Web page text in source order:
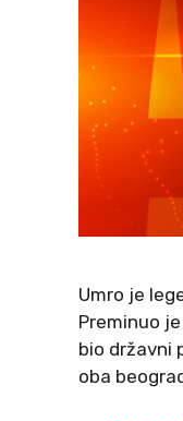
Umro je
Preminuo
bio državni
oba